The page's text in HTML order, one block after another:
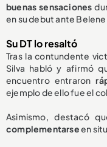
buenas sensaciones
en su debut ante
Su DT lo resaltó
Tras la contundente
Silva habló y afirmó
encuentro entraron
ejemplo de ello fue el
Asimismo, destacó
complementarseen